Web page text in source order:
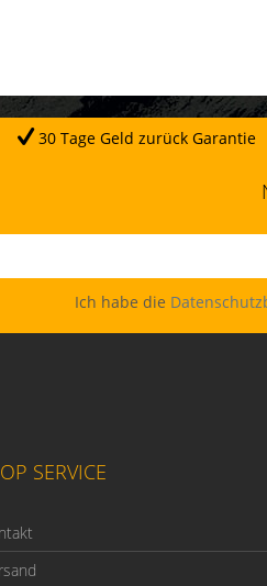
30 Tage Geld zurück Garantie
Ich habe die
SERVICE